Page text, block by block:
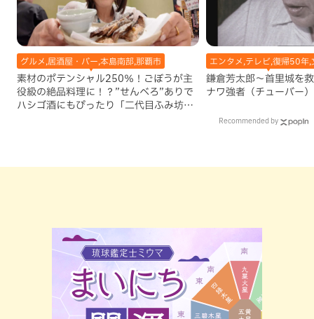
グルメ,居酒屋・バー,本島南部,那覇市
素材のポテンシャル250％！ごぼうが主
役級の絶品料理に！？”せんべろ”ありで
ハシゴ酒にもぴったり「二代目ふみ坊
エンタメ,テレビ,復帰50年,
鎌倉芳太郎～首里城を
ナワ強者（チューバー
Recommended by